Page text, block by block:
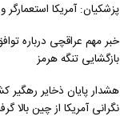
پزشکیان: آمریکا
خبر مهم عراقچی درباره
بازگشایی تنگه هرمز
هشدار پایان ذخایر
نگرانی آمریکا از چین بالا